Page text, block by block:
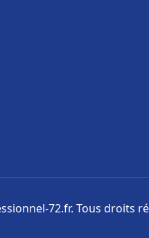
72.fr. Tous droits